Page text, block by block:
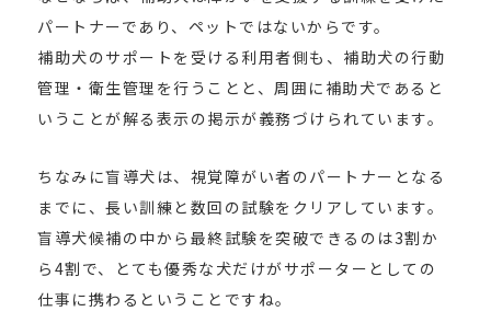
パートナーであり、ペットではないからです。
補助犬のサポートを受ける利用者側も、補助犬の行動
管理・衛生管理を行うことと、周囲に補助犬であると
いうことが解る表示の掲示が義務づけられています。
ちなみに盲導犬は、視覚障がい者のパートナーとなる
までに、長い訓練と数回の試験をクリアしています。
盲導犬候補の中から最終試験を突破できるのは3割か
ら4割で、とても優秀な犬だけがサポーターとしての
仕事に携わるということですね。